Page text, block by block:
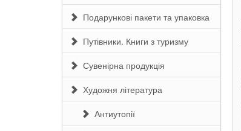
Подарункові пакети та упаковка
Путівники. Книги з туризму
Сувенірна продукція
Художня література
Антиутопії